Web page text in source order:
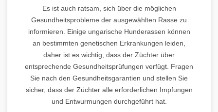
Es ist auch ratsam, sich über die möglichen
Gesundheitsprobleme der ausgewählten Rasse zu
informieren. Einige ungarische Hunderassen können
an bestimmten genetischen Erkrankungen leiden,
daher ist es wichtig, dass der Züchter über
entsprechende Gesundheitsprüfungen verfügt. Fragen
Sie nach den Gesundheitsgarantien und stellen Sie
sicher, dass der Züchter alle erforderlichen Impfungen
und Entwurmungen durchgeführt hat.